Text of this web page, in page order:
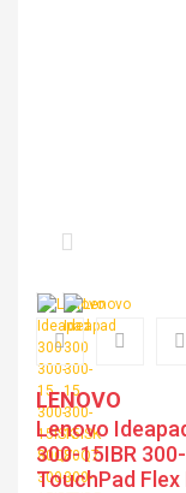
LENOVO
Lenovo
300-15IBR
TouchPad Flex